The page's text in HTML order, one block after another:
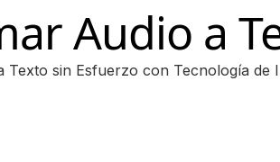
Audio a
Texto sin Esfuerzo con Tecnología de